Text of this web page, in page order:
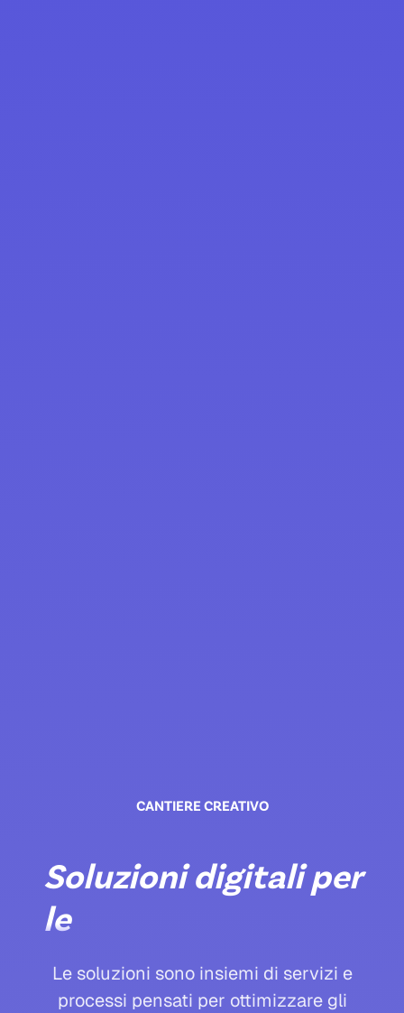
CANTIERE CREATIVO
Soluzionidigitaliper
leaziende
Le soluzioni sono insiemi di servizi e
processi pensati per ottimizzare gli